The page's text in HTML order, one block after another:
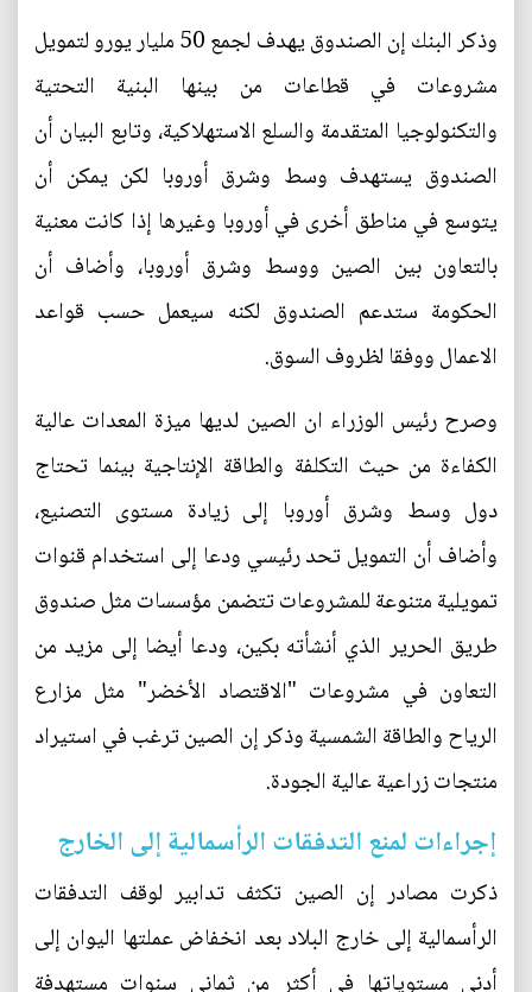
وذكر البنك إن الصندوق يهدف لجمع 50 مليار يورو لتمويل
مشروعات في قطاعات من بينها البنية التحتية
والتكنولوجيا المتقدمة والسلع الاستهلاكية، وتابع البيان أن
الصندوق يستهدف وسط وشرق أوروبا لكن يمكن أن
يتوسع في مناطق أخرى في أوروبا وغيرها إذا كانت معنية
بالتعاون بين الصين ووسط وشرق أوروبا، وأضاف أن
الحكومة ستدعم الصندوق لكنه سيعمل حسب قواعد
الاعمال ووفقا لظروف السوق.
وصرح رئيس الوزراء ان الصين لديها ميزة المعدات عالية
الكفاءة من حيث التكلفة والطاقة الإنتاجية بينما تحتاج
دول وسط وشرق أوروبا إلى زيادة مستوى التصنيع،
وأضاف أن التمويل تحد رئيسي ودعا إلى استخدام قنوات
تمويلية متنوعة للمشروعات تتضمن مؤسسات مثل صندوق
طريق الحرير الذي أنشأته بكين، ودعا أيضا إلى مزيد من
التعاون في مشروعات "الاقتصاد الأخضر" مثل مزارع
الرياح والطاقة الشمسية وذكر إن الصين ترغب في استيراد
منتجات زراعية عالية الجودة.
إجراءات لمنع التدفقات الرأسمالية إلى الخارج
ذكرت مصادر إن الصين تكثف تدابير لوقف التدفقات
الرأسمالية إلى خارج البلاد بعد انخفاض عملتها اليوان إلى